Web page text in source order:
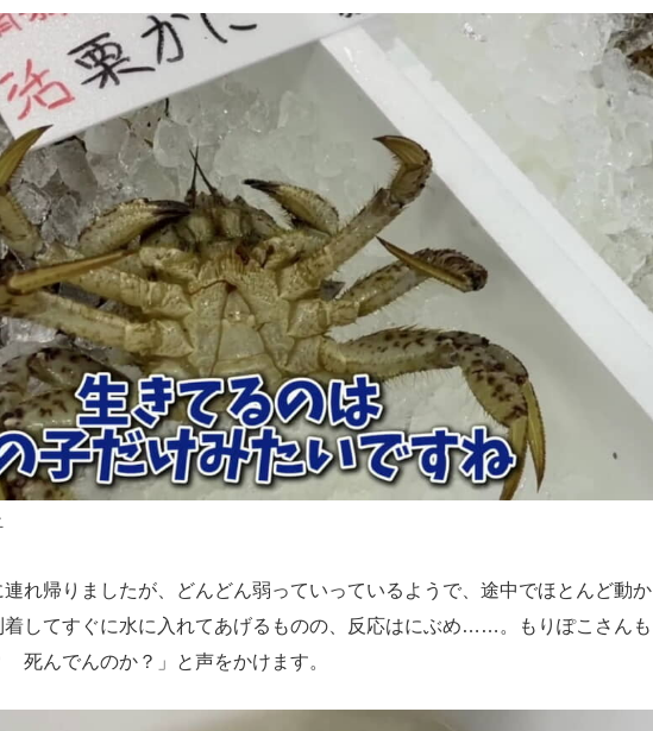
れ帰りましたが、どんどん弱っていっているようで、途中でほとんど動か
着してすぐに水に入れてあげるものの、反応はにぶめ……。もりぽこさんも
死んでんのか？」と声をかけます。